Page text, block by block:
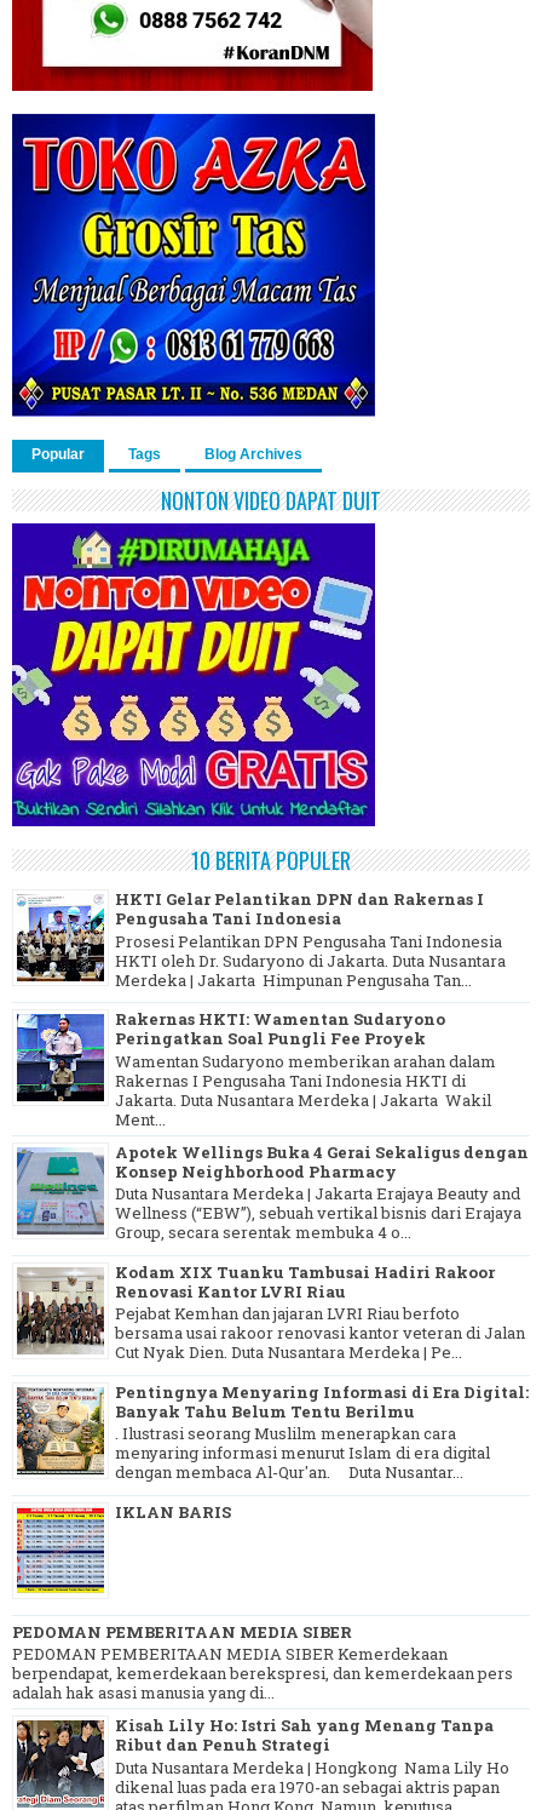
Popular Tags Blog Archives
NONTON VIDEO DAPAT DUIT
10 BERITA POPULER
HKTI Gelar Pelantikan DPN dan Rakernas I
Pengusaha Tani Indonesia
Prosesi Pelantikan DPN Pengusaha Tani Indonesia
HKTI oleh Dr. Sudaryono di Jakarta. Duta Nusantara
Merdeka | Jakarta Himpunan Pengusaha Tan...
Rakernas HKTI: Wamentan Sudaryono
Peringatkan Soal Pungli Fee Proyek
Wamentan Sudaryono memberikan arahan dalam
Rakernas I Pengusaha Tani Indonesia HKTI di
Jakarta. Duta Nusantara Merdeka | Jakarta Wakil
Ment...
Apotek Wellings Buka 4 Gerai Sekaligus dengan
Konsep Neighborhood Pharmacy
Duta Nusantara Merdeka | Jakarta Erajaya Beauty and
Wellness (“EBW”), sebuah vertikal bisnis dari Erajaya
Group, secara serentak membuka 4 o...
Kodam XIX Tuanku Tambusai Hadiri Rakoor
Renovasi Kantor LVRI Riau
Pejabat Kemhan dan jajaran LVRI Riau berfoto
bersama usai rakoor renovasi kantor veteran di Jalan
Cut Nyak Dien. Duta Nusantara Merdeka | Pe...
Pentingnya Menyaring Informasi di Era Digital:
Banyak Tahu Belum Tentu Berilmu
. Ilustrasi seorang Muslilm menerapkan cara
menyaring informasi menurut Islam di era digital
dengan membaca Al-Qur'an. Duta Nusantar...
IKLAN BARIS
PEDOMAN PEMBERITAAN MEDIA SIBER
PEDOMAN PEMBERITAAN MEDIA SIBER Kemerdekaan
berpendapat, kemerdekaan berekspresi, dan kemerdekaan pers
adalah hak asasi manusia yang di...
Kisah Lily Ho: Istri Sah yang Menang Tanpa
Ribut dan Penuh Strategi
Duta Nusantara Merdeka | Hongkong Nama Lily Ho
dikenal luas pada era 1970-an sebagai aktris papan